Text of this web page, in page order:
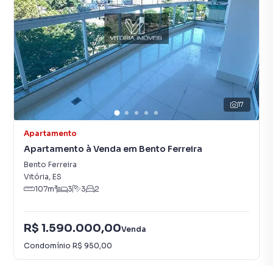
17
Apartamento
Apartamento à Venda em Bento Ferreira
Bento Ferreira
Vitória, ES
107m² 3 3 2
R$ 1.590.000,00Venda
Condomínio R$ 950,00